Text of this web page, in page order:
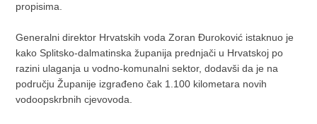
propisima.
Generalni direktor Hrvatskih voda Zoran Đuroković istaknuo je
kako Splitsko-dalmatinska županija prednjači u Hrvatskoj po
razini ulaganja u vodno-komunalni sektor, dodavši da je na
području Županije izgrađeno čak 1.100 kilometara novih
vodoopskrbnih cjevovoda.